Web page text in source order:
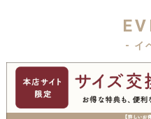
- イ